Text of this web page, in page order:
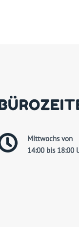
Mittwochs von
14:00 bis 18:00